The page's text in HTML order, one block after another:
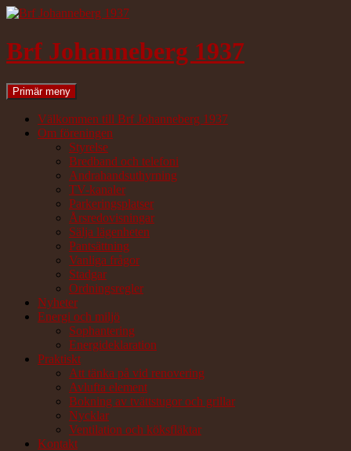
Hoppa
innehåll
Brf Johanneberg 1937
Sök
Primär meny
Välkommen till Brf Johanneberg 1937
Om föreningen
Styrelse
Bredband och telefoni
Andrahandsuthyrning
TV-kanaler
Parkeringsplatser
Årsredovisningar
Sälja lägenheten
Pantsättning
Vanliga frågor
Stadgar
Ordningsregler
Nyheter
Energi och miljö
Sophantering
Energideklaration
Praktiskt
Att tänka på vid renovering
Avlufta element
Bokning av tvättstugor och grillar
Nycklar
Ventilation och köksfläktar
Kontakt